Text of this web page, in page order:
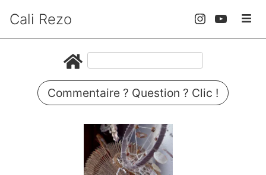
Cali Rezo
Commentaire ? Question ? Clic !